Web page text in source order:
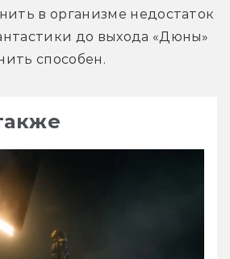
в организме недостаток
до выхода «Дюны»
способен.